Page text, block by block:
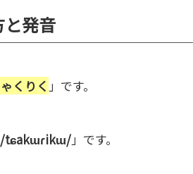
と発音
くりく 」です。
/tɕakɯɾikɯ/」です。